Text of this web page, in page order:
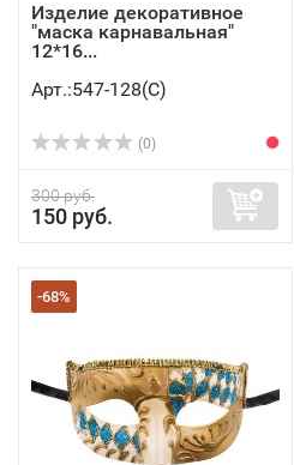
Изделие декоративное
"маска карнавальная"
12*16...
Арт.:547-128(C)
(0)
300 руб.
150 руб.
-68%